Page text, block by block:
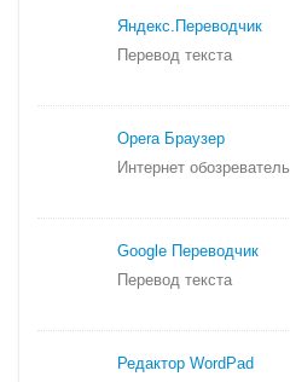
Яндекс. Переводчик
Перевод текста
Opera Браузер
Интернет обозреватель
Google Переводчик
Перевод текста
Редактор WordPad